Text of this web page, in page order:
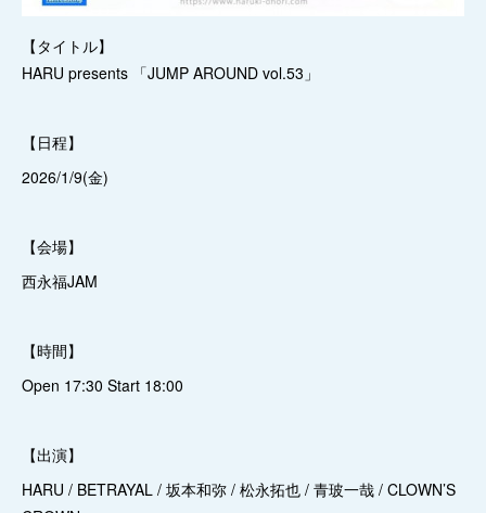
【タイトル】
HARU presents 「JUMP AROUND vol.53」
【日程】
2026/1/9(金)
【会場】
西永福JAM
【時間】
Open 17:30 Start 18:00
【出演】
HARU / BETRAYAL / 坂本和弥 / 松永拓也 / 青玻一哉 / CLOWN’S